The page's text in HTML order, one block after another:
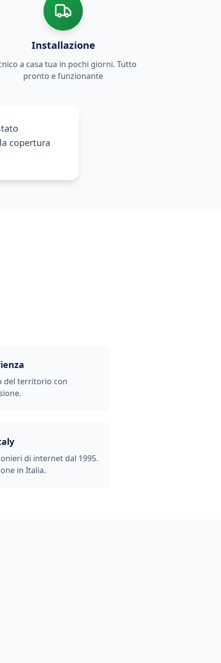
Installazione
a casa tua in pochi giorni. Tutto
pronto e funzionante
copertura
del territorio con
di internet dal 1995.
in Italia.